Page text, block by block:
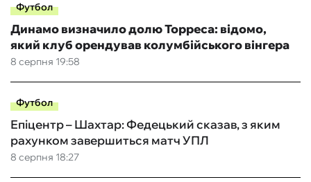
Футбол
8 серпня 19:58
Динамо визначило долю Торреса: відомо,
який клуб орендував колумбійського вінгера
Футбол
8 серпня 18:27
Епіцентр – Шахтар: Федецький сказав, з яким
рахунком завершиться матч УПЛ